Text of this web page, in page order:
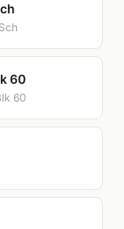
60
60